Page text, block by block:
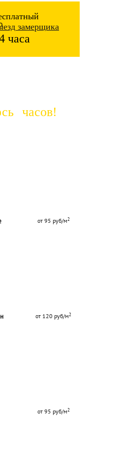
замерщика
часа
часов!
от 95 руб/м2
от 120 руб/м2
от 95 руб/м2